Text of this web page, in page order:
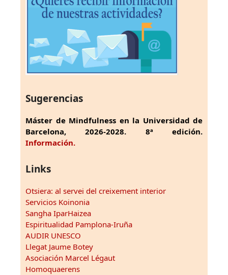
Sugerencias
Máster de Mindfulness en la Universidad de
Barcelona, 2026-2028. 8ª edición.
Información.
Links
Otsiera: al servei del creixement interior
Servicios Koinonia
Sangha IparHaizea
Espiritualidad Pamplona-Iruña
AUDIR UNESCO
Llegat Jaume Botey
Asociación Marcel Légaut
Homoquaerens